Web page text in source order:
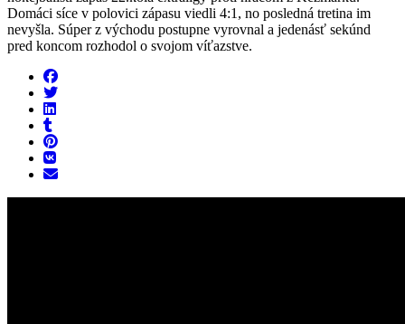
Domáci síce v polovici zápasu viedli 4:1, no posledná tretina im
nevyšla. Súper z východu postupne vyrovnal a jedenásť sekúnd
pred koncom rozhodol o svojom víťazstve.